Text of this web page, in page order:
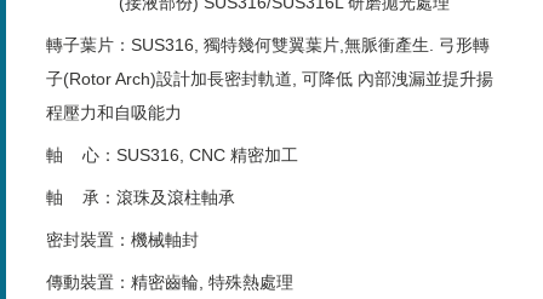
轉子葉片：SUS316, 獨特幾何雙翼葉片,無脈衝產生. 弓形轉
子(Rotor Arch)設計加長密封軌道, 可降低 內部洩漏並提升揚
程壓力和自吸能力
軸 心：SUS316, CNC 精密加工
軸 承：滾珠及滾柱軸承
密封裝置：機械軸封
傳動裝置：精密齒輪, 特殊熱處理